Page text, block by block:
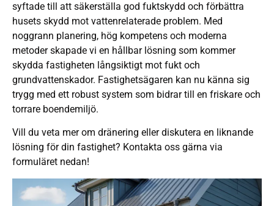
syftade till att säkerställa god fuktskydd och förbättra
husets skydd mot vattenrelaterade problem. Med
noggrann planering, hög kompetens och moderna
metoder skapade vi en hållbar lösning som kommer
skydda fastigheten långsiktigt mot fukt och
grundvattenskador. Fastighetsägaren kan nu känna sig
trygg med ett robust system som bidrar till en friskare och
torrare boendemiljö.
Vill du veta mer om dränering eller diskutera en liknande
lösning för din fastighet? Kontakta oss gärna via
formuläret nedan!